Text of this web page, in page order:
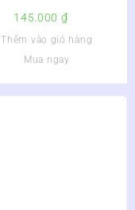
145.000 ₫
Thêm vào giỏ hàng
Mua ngay